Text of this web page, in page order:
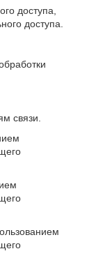
доступа,
доступа.
связи.